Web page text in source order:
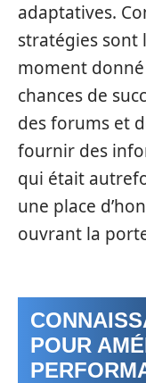
adaptatives.
stratégies sont
moment
chances de
des forums et
fournir des
qui était
une place
ouvrant la
POUR